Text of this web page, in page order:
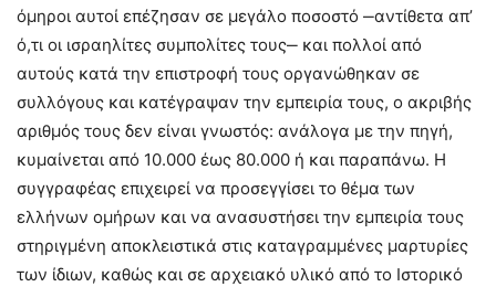
όμηροι αυτοί επέζησαν σε μεγάλο ποσοστό ‒αντίθετα απ’
ό,τι οι ισραηλίτες συμπολίτες τους‒ και πολλοί από
αυτούς κατά την επιστροφή τους οργανώθηκαν σε
συλλόγους και κατέγραψαν την εμπειρία τους, ο ακριβής
αριθμός τους δεν είναι γνωστός: ανάλογα με την πηγή,
κυμαίνεται από 10.000 έως 80.000 ή και παραπάνω. Η
συγγραφέας επιχειρεί να προσεγγίσει το θέμα των
ελλήνων ομήρων και να ανασυστήσει την εμπειρία τους
στηριγμένη αποκλειστικά στις καταγραμμένες μαρτυρίες
των ίδιων, καθώς και σε αρχειακό υλικό από το Ιστορικό